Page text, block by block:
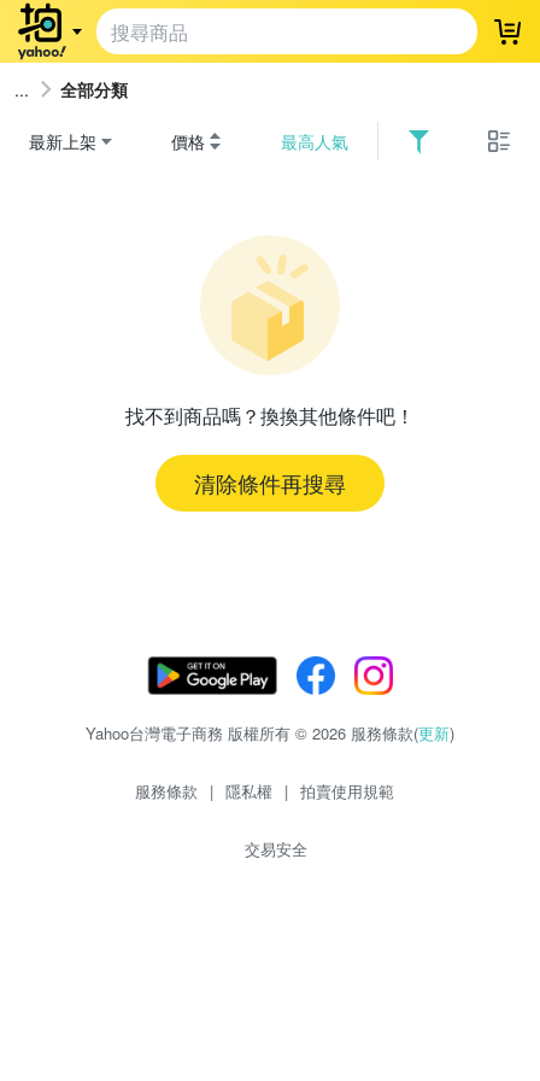
登
全部分類
最新上架 價格 最高人氣
找不到商品嗎？換換其他條件吧！
清除條件再搜尋
Yahoo台灣電子商務 版權所有 © 2026 服務條款(更新)
服務條款 | 隱私權 | 拍賣使用規範
交易安全